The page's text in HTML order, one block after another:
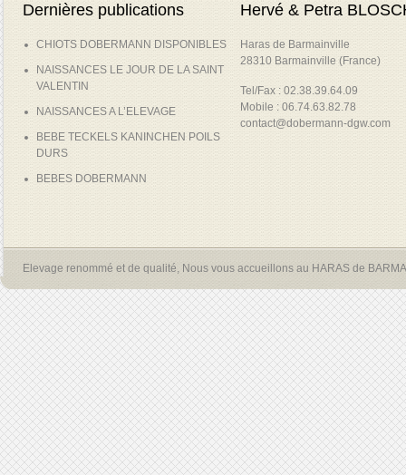
Dernières publications
CHIOTS DOBERMANN DISPONIBLES
NAISSANCES LE JOUR DE LA SAINT
VALENTIN
NAISSANCES A L’ELEVAGE
BEBE TECKELS KANINCHEN POILS
DURS
BEBES DOBERMANN
Hervé & Petra
Haras de Barmainville
28310 Barmainville (France)
Tel/Fax : 02.38.39.64.09
Mobile : 06.74.63.82.78
contact@dobermann-dgw.com
Elevage renommé et de qualité, Nous vous accueillons au HARAS de